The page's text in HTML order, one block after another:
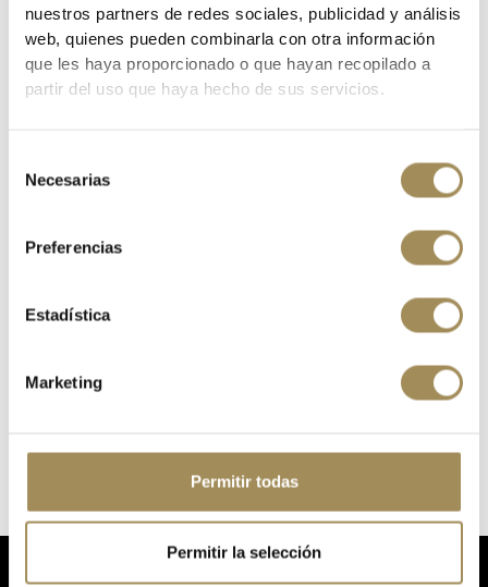
nuestros partners de redes sociales, publicidad y análisis
web, quienes pueden combinarla con otra información
que les haya proporcionado o que hayan recopilado a
partir del uso que haya hecho de sus servicios.
Necesarias
Preferencias
Estadística
Marketing
Permitir todas
Permitir la selección
Los clientes que adquirieron este producto también
compraron:
MAGNESIO NUTRISPORT LIQUIDO
MAGNESIO NUTRISPORT LIQUIDO